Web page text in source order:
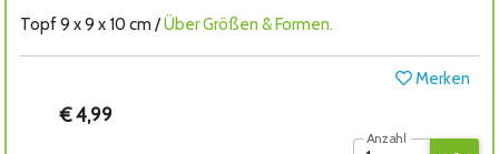
Topf 9 x 9 x 10 cm /Über Größen & Formen.
Merken
€ 4,99
Anzahl